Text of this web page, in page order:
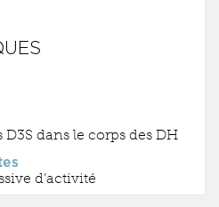
dans le corps des DH
d’activité